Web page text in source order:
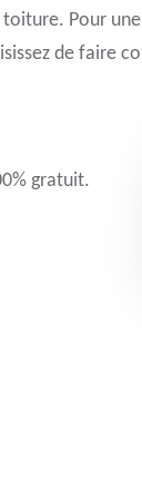
toiture. Pour une
de faire
gratuit.